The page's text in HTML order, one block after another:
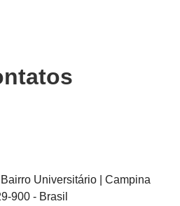
Universitário
| Campina
900 - Brasil